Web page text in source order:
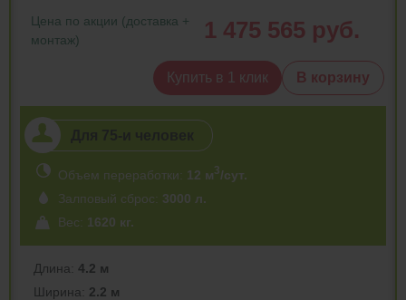
Цена по акции (доставка +
монтаж)
1 475 565 руб.
Купить в 1 клик В корзину
Объем переработки: 12 м3/сут.
Залповый сброс: 3000 л.
Вес: 1620 кг.
Длина: 4.2 м
Ширина: 2.2 м